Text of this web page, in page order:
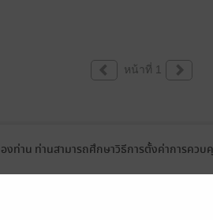
หน้าที่ 1
งท่าน ท่านสามารถศึกษาวิธีการตั้งค่าการคว